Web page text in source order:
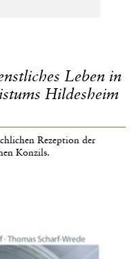
Leben in
Hildesheim
Rezeption der
Konzils.